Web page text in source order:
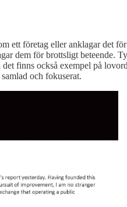
ett företag eller anklagar det
dem för brottsligt
finns också exempel på
och fokuserat.